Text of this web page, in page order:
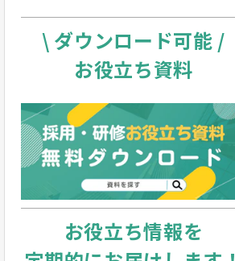
\ ダウンロード可能 /
お役立ち資料
お役立ち情報を